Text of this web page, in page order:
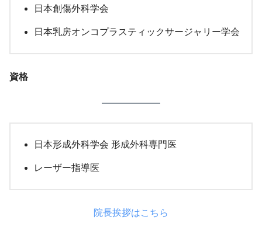
日本創傷外科学会
日本乳房オンコプラスティックサージャリー学会
資格
日本形成外科学会 形成外科専門医
レーザー指導医
院長挨拶はこちら